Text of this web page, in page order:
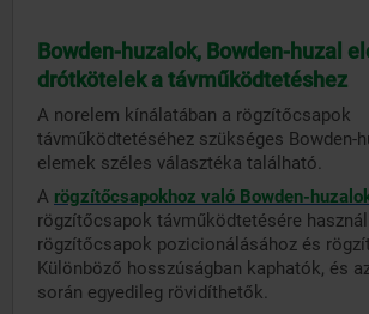
Bowden-huzalok, Bowden-huzal
drótkötelek a távműködtetéshez
A norelem kínálatában a rögzítőcsapok
távműködtetéséhez szükséges Bowden-
elemek széles választéka található.
A rögzítőcsapokhoz való Bowden-
rögzítőcsapok távműködtetésére
rögzítőcsapok pozicionálásához és
Különböző hosszúságban kaphatók, és
során egyedileg rövidíthetők.